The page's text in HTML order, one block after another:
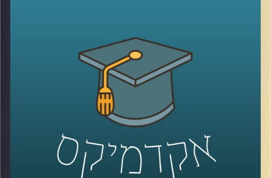
בתכנית הזאת של אקדמיקס התארחה פרופ' רבקה ווייל מרצה
וחוקרת של משפט ציבורי וחוקתי, לדבר על יחסי הכוחות בין
הממשלה לכנסת. נושא שבשנים האחרונות לא ירד מהכותרות
ובשבוע האחרון הפך רלוונטי מתמיד.
קרדיט תמונות:AudioVersity